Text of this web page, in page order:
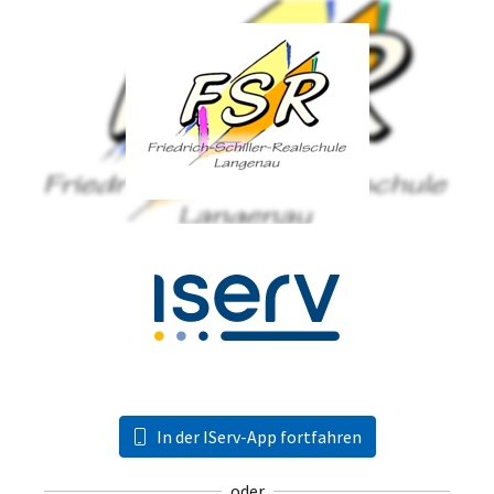
In der IServ-App fortfahren